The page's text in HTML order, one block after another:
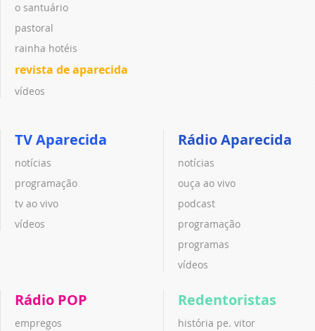
o santuário
pastoral
rainha hotéis
revista de aparecida
vídeos
TV Aparecida
notícias
programação
tv ao vivo
vídeos
Rádio Aparecida
notícias
ouça ao vivo
podcast
programação
programas
vídeos
Rádio POP
empregos
Redentoristas
história pe. vitor